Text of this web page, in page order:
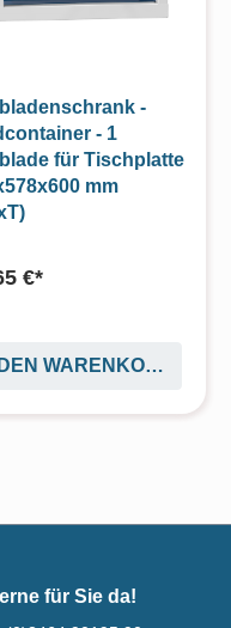
-
- 1
für Tischplatte
mm
€*
DEN WARENKORB
für Sie da!